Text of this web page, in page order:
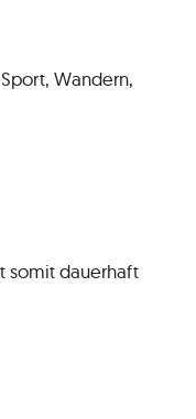
Wandern,
somit dauerhaft